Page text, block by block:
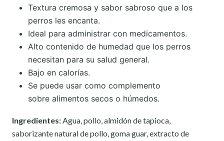
Textura cremosa y sabor sabroso que a los
perros les encanta.
Ideal para administrar con medicamentos.
Alto contenido de humedad que los perros
necesitan para su salud general.
Bajo en calorías.
Se puede usar como complemento
sobre alimentos secos o húmedos.
Ingredientes:Agua, pollo, almidón de tapioca,
saborizante natural de pollo, goma guar, extracto de